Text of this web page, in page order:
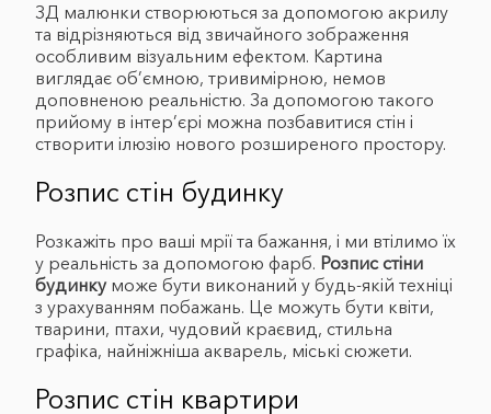
ЗД малюнки створюються за допомогою акрилу
та відрізняються від звичайного зображення
особливим візуальним ефектом. Картина
виглядає об’ємною, тривимірною, немов
доповненою реальністю. За допомогою такого
прийому в інтер’єрі можна позбавитися стін і
створити ілюзію нового розширеного простору.
Розпис стін будинку
Розкажіть про ваші мрії та бажання, і ми втілимо їх
у реальність за допомогою фарб. Розпис стіни
будинкуможе бути виконаний у будь-якій техніці
з урахуванням побажань. Це можуть бути квіти,
тварини, птахи, чудовий краєвид, стильна
графіка, найніжніша акварель, міські сюжети.
Розпис стін квартири